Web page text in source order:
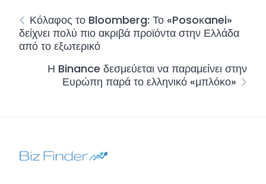
Κόλαφος το Bloomberg: Το «Posoκanei»
δείχνει πολύ πιο ακριβά προϊόντα στην Ελλάδα
από το εξωτερικό
Η Binance δεσμεύεται να παραμείνει στην
Ευρώπη παρά το ελληνικό «μπλόκο»